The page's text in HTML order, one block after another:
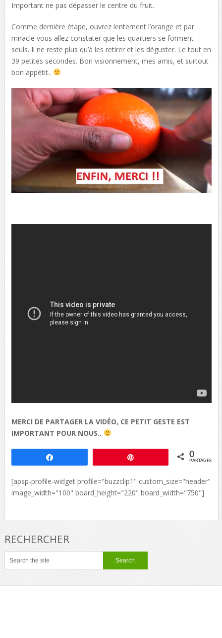
Important ne pas dépasser le centre du fruit.
Comme dernière étape, ouvrez lentement l’orange et par
miracle vous allez constater que les quartiers se forment
seuls. Il ne reste plus qu’à les retirer et les déguster. Le tout en
39 petites secondes. Bon visionnement, mes amis, et surtout
bon appétit..
MERCI DE PARTAGER LA VIDÉO, CE PETIT GESTE EST
IMPORTANT POUR NOUS..
0
PARTAGES
[apsp-profile-widget profile="buzzclip1" custom_size="header"
image_width="100" board_height="220" board_width="750"]
RECHERCHER